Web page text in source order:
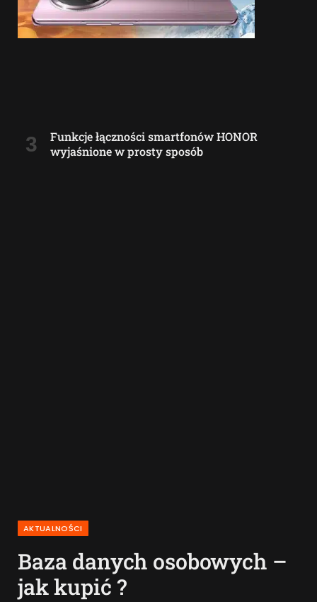
Funkcje łączności smartfonów HONOR
wyjaśnione w prosty sposób
AKTUALNOŚCI
Baza danych osobowych –
jak kupić ?